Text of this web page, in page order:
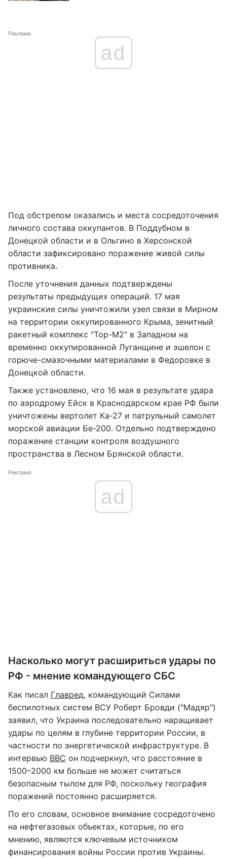
Реклама
ad
Под обстрелом оказались и места сосредоточения
личного состава оккупантов. В Поддубном в
Донецкой области и в Ольгино в Херсонской
области зафиксировано поражение живой силы
противника.
После уточнения данных подтверждены
результаты предыдущих операций. 17 мая
украинские силы уничтожили узел связи в Мирном
на территории оккупированного Крыма, зенитный
ракетный комплекс "Тор-М2" в Западном на
временно оккупированной Луганщине и эшелон с
горюче-смазочными материалами в Федоровке в
Донецкой области.
Также установлено, что 16 мая в результате удара
по аэродрому Ейск в Краснодарском крае РФ были
уничтожены вертолет Ка-27 и патрульный самолет
морской авиации Бе-200. Отдельно подтверждено
поражение станции контроля воздушного
пространства в Лесном Брянской области.
Реклама
ad
Насколько могут расшириться удары по
РФ - мнение командующего СБС
Как писал Главред, командующий Силами
беспилотных систем ВСУ Роберт Бровди ("Мадяр")
заявил, что Украина последовательно наращивает
удары по целям в глубине территории России, в
частности по энергетической инфраструктуре. В
интервью BBC он подчеркнул, что расстояние в
1500–2000 км больше не может считаться
безопасным тылом для РФ, поскольку география
поражений постоянно расширяется.
По его словам, основное внимание сосредоточено
на нефтегазовых объектах, которые, по его
мнению, являются ключевым источником
финансирования войны России против Украины.